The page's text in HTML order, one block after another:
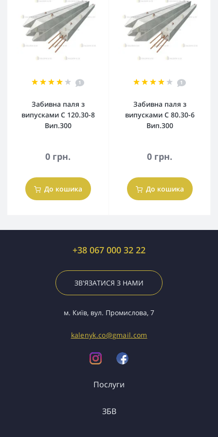
1
Забивна паля з
випусками С 120.30-8
Вип.300
0 грн.
До кошика
1
Забивна паля з
випусками С 80.30-6
Вип.300
0 грн.
До кошика
+38 067 000 32 22
ЗВ'ЯЗАТИСЯ З НАМИ
м. Київ, вул. Промислова, 7
kalenyk.co@gmail.com
Послуги
Вантажоперевезення
ЗБВ